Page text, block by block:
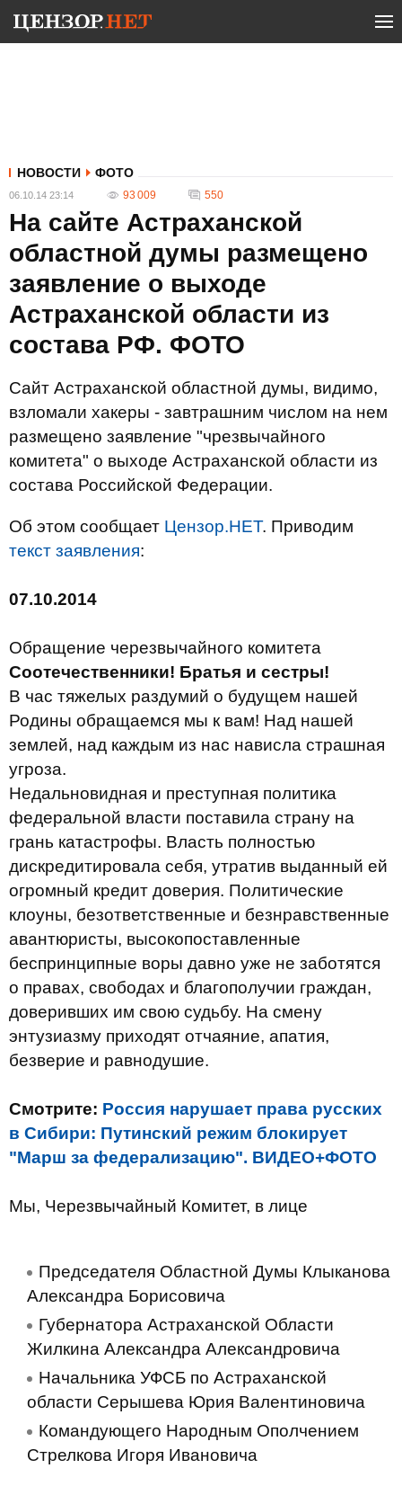
НОВОСТИ ФОТО
06.10.14 23:14 93 009 550
На сайте Астраханской
областной думы размещено
заявление о выходе
Астраханской области из
состава РФ. ФОТО
Сайт Астраханской областной думы, видимо,
взломали хакеры - завтрашним числом на нем
размещено заявление "чрезвычайного
комитета" о выходе Астраханской области из
состава Российской Федерации.
Об этом сообщает Цензор.НЕТ. Приводим
текст заявления:
07.10.2014
Обращение черезвычайного комитета
Соотечественники! Братья и сестры!
В час тяжелых раздумий о будущем нашей
Родины обращаемся мы к вам! Над нашей
землей, над каждым из нас нависла страшная
угроза.
Недальновидная и преступная политика
федеральной власти поставила страну на
грань катастрофы. Власть полностью
дискредитировала себя, утратив выданный ей
огромный кредит доверия. Политические
клоуны, безответственные и безнравственные
авантюристы, высокопоставленные
беспринципные воры давно уже не заботятся
о правах, свободах и благополучии граждан,
доверивших им свою судьбу. На смену
энтузиазму приходят отчаяние, апатия,
безверие и равнодушие.
Смотрите: Россия нарушает права русских
в Сибири: Путинский режим блокирует
"Марш за федерализацию". ВИДЕО+ФОТО
Мы, Черезвычайный Комитет, в лице
Председателя Областной Думы Клыканова
Александра Борисовича
Губернатора Астраханской Области
Жилкина Александра Александровича
Начальника УФСБ по Астраханской
области Серышева Юрия Валентиновича
Командующего Народным Ополчением
Стрелкова Игоря Ивановича